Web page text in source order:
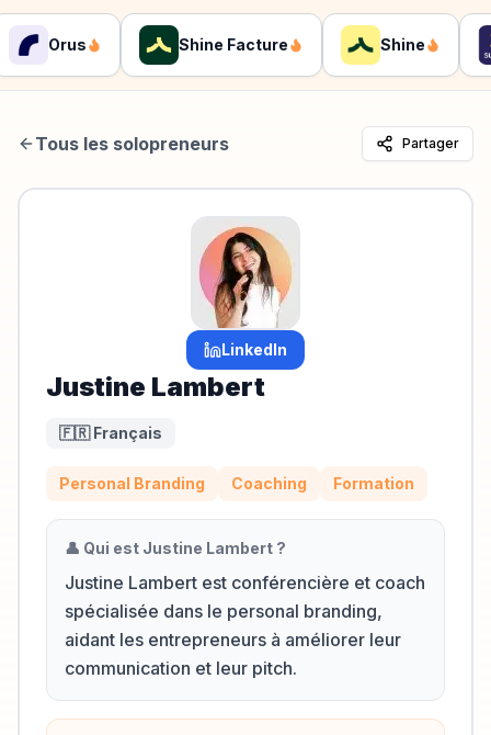
Orus Shine Facture Shine
Tous les solopreneurs Partager
LinkedIn
Justine Lambert
🇫🇷 Français
Personal Branding Coaching Formation
👤 Qui est Justine Lambert ?
Justine Lambert est conférencière et coach
spécialisée dans le personal branding,
aidant les entrepreneurs à améliorer leur
communication et leur pitch.